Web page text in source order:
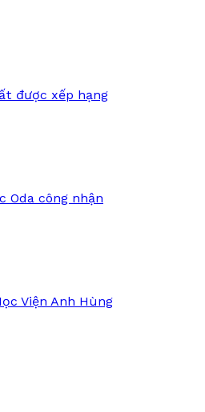
được xếp hạng
Oda công nhận
Viện Anh Hùng